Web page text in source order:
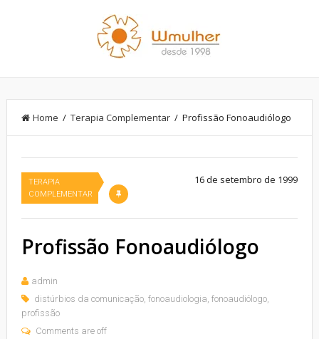
Home / Terapia Complementar/ Profissão Fonoaudiólogo
TERAPIA
COMPLEMENTAR
16 de setembro de 1999
Profissão Fonoaudiólogo
admin
distúrbios da comunicação, fonoaudiologia, fonoaudiólogo,
profissão
Comments are off